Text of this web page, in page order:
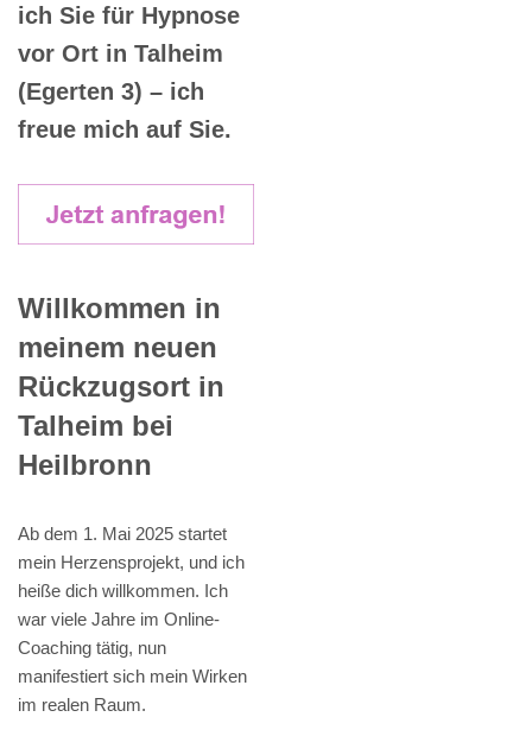
ich Sie für Hypnose
vor Ort in Talheim
(Egerten 3) – ich
freue mich auf Sie.
Willkommen in
meinem neuen
Rückzugsort in
Talheim bei
Heilbronn
Ab dem 1. Mai 2025 startet
mein Herzensprojekt, und ich
heiße dich willkommen. Ich
war viele Jahre im Online-
Coaching tätig, nun
manifestiert sich mein Wirken
im realen Raum.